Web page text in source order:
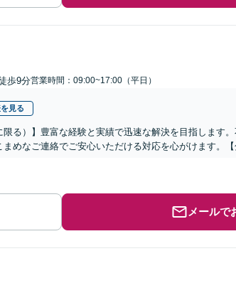
歩9分営業時間：09:00~17:00（平日）
見る
限る）】豊富な経験と実績で迅速な解決を目指します
めなご連絡でご安心いただける対応を心がけます。【
メールで